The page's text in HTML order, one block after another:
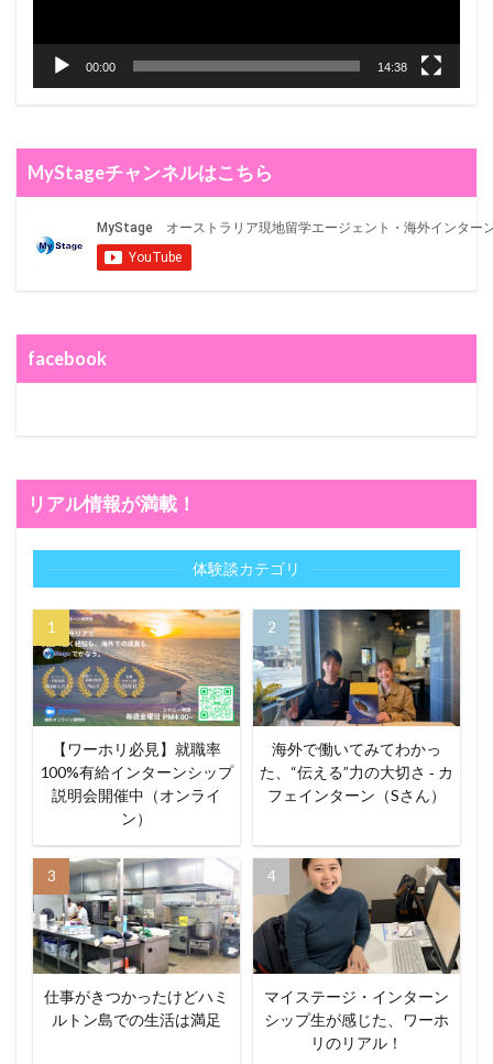
00:00 14:38
MyStageチャンネルはこちら
facebook
リアル情報が満載！
体験談カテゴリ
【ワーホリ必見】就職率
100%有給インターンシップ
説明会開催中（オンライ
ン）
海外で働いてみてわかっ
た、“伝える”力の大切さ ‐ カ
フェインターン（Sさん）
仕事がきつかったけどハミ
ルトン島での生活は満足
マイステージ・インターン
シップ生が感じた、ワーホ
リのリアル！